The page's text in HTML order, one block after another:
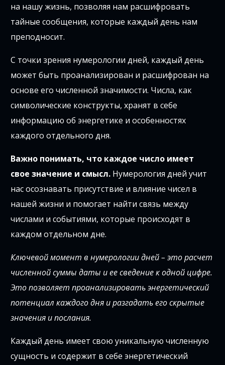
на нашу жизнь, позволяя нам расшифровать
тайные сообщения, которые каждый день нам
преподносит.
С точки зрения нумерологии дней, каждый день
может быть проанализирован и расшифрован на
основе его численной значимости. Числа, как
символические конструкты, хранят в себе
информацию об энергетике и особенностях
каждого отдельного дня.
Важно понимать, что каждое число имеет
свое значение и смысл. Нумерология дней учит
нас осознавать присутствие и влияние чисел в
нашей жизни и помогает найти связь между
числами и событиями, которые происходят в
каждом отдельном дне.
Ключевой момент в нумерологии дней – это расчет
численной суммы даты и ее сведение к одной цифре.
Это позволяет проанализировать энергетический
потенциал каждого дня и разгадать его скрытые
значения и послания.
Каждый день имеет свою уникальную численную
сущность и содержит в себе энергетический